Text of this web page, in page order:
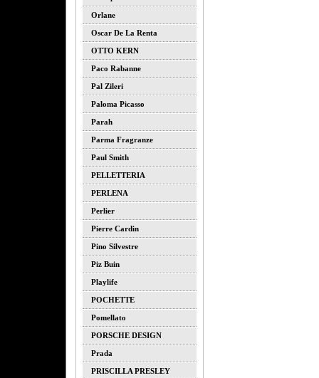
Orlane
Oscar De La Renta
OTTO KERN
Paco Rabanne
Pal Zileri
Paloma Picasso
Parah
Parma Fragranze
Paul Smith
PELLETTERIA
PERLENA
Perlier
Pierre Cardin
Pino Silvestre
Piz Buin
Playlife
POCHETTE
Pomellato
PORSCHE DESIGN
Prada
PRISCILLA PRESLEY